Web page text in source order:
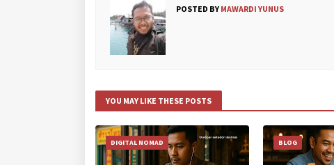
POSTED BY MAWARDI YUNUS
YOU MAY LIKE THESE POSTS
DIGITAL NOMAD BLOG